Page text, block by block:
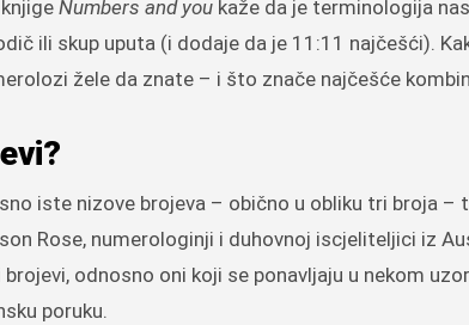
Numbers and you kaže da je terminologija
ili skup uputa (i dodaje da je 11:11 najčešći).
žele da znate – i što znače najčešće
iste nizove brojeva – obično u obliku tri broja
Rose, numerologinji i duhovnoj iscjeliteljici iz
odnosno oni koji se ponavljaju u nekom
poruku.